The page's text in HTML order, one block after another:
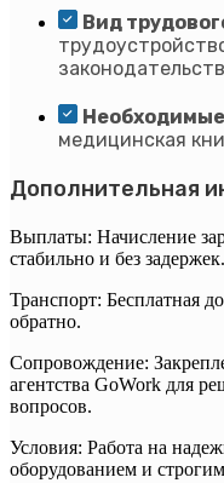
Вид
медицинская
Дополнительная
Выплаты: Начисление
стабильно и без задержек.
Транспорт: Бесплатная
обратно.
Сопровождение:
агентства GoWork для
вопросов.
Условия: Работа на
оборудованием и